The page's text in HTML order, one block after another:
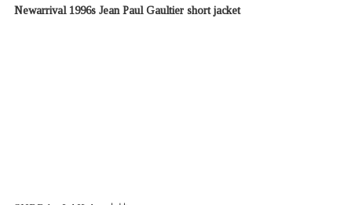
Newarrival 1996s Jean Paul Gaultier short jacket